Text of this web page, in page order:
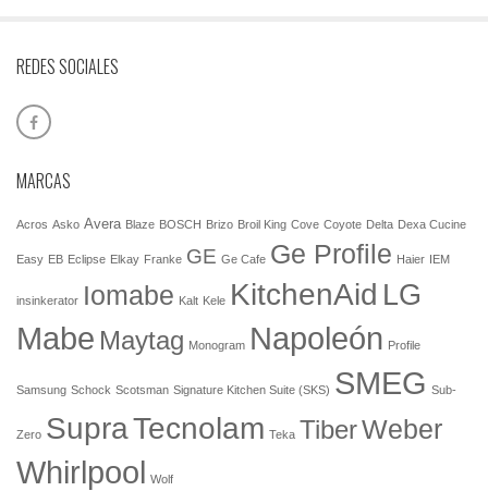
REDES SOCIALES
MARCAS
Acros Asko Avera Blaze BOSCH Brizo Broil King Cove Coyote Delta Dexa Cucine
Easy EB Eclipse Elkay Franke GE Ge Cafe Ge Profile Haier IEM
insinkerator Iomabe Kalt Kele KitchenAid LG
Mabe Maytag Monogram Napoleón Profile
Samsung Schock Scotsman Signature Kitchen Suite (SKS) SMEG Sub-
Zero SupraTecnolam Teka TiberWeber
Whirlpool Wolf